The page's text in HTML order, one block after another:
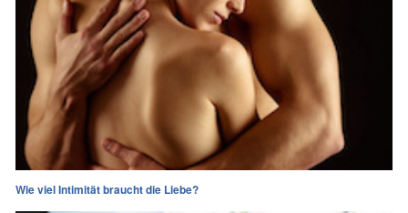
Wie viel Intimität braucht die Liebe?